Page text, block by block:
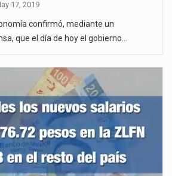
17, 2019
confirmó, mediante un
que el día de hoy el gobierno…